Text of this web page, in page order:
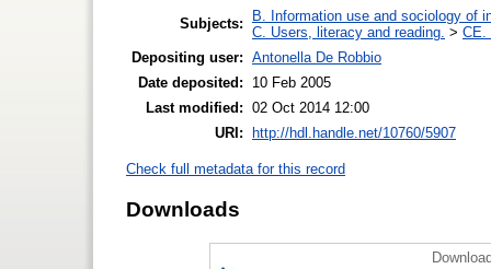
Subjects:
B. Information use and sociology of
C. Users, literacy and reading. > CE.
Depositing user: Antonella De Robbio
Date deposited:
10 Feb 2005
Last modified: 02 Oct 2014 12:00
URI:
http://hdl.handle.net/10760/5907
Check full metadata for this record
Downloads